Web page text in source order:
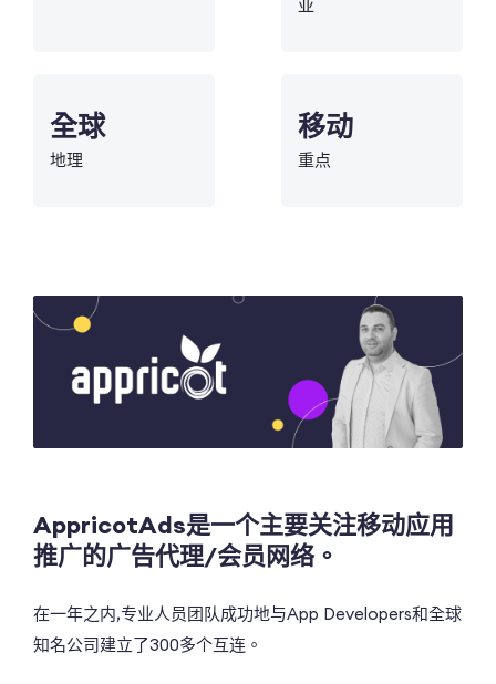
亚
全球
地理
移动
重点
AppricotAds是一个主要关注移动应用
推广的广告代理/会员网络。
在一年之内,专业人员团队成功地与App Developers和全球
知名公司建立了300多个互连。